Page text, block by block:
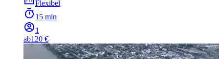
Flexibel
15 min
1
ab120 €